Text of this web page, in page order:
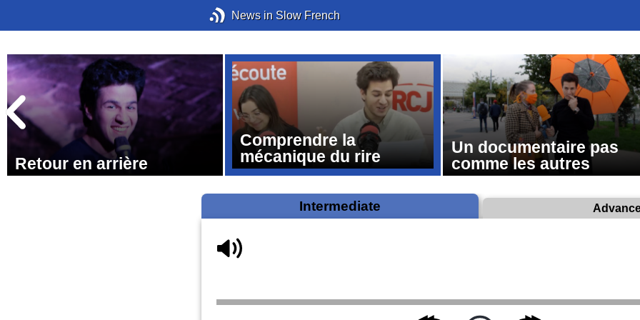
News in Slow French
Retour en arrière
Comprendre la
mécanique du rire
Un documentaire pas
comme les autres
Intermediate